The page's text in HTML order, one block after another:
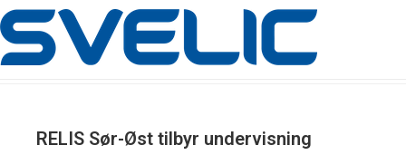
RELIS Sør-Øst tilbyr undervisning